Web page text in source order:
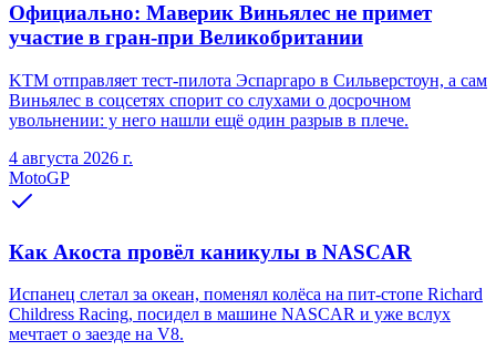
Официально: Маверик Виньялес не примет
участие в гран-при Великобритании
KTM отправляет тест-пилота Эспаргаро в Сильверстоун, а сам
Виньялес в соцсетях спорит со слухами о досрочном
увольнении: у него нашли ещё один разрыв в плече.
4 августа 2026 г.
MotoGP
Как Акоста провёл каникулы в NASCAR
Испанец слетал за океан, поменял колёса на пит-стопе Richard
Childress Racing, посидел в машине NASCAR и уже вслух
мечтает о заезде на V8.